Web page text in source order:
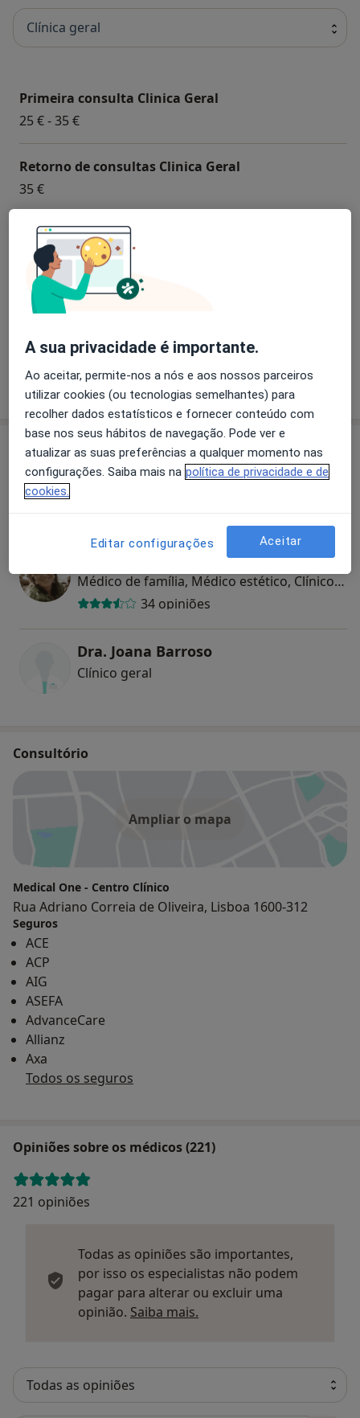
Clínica geral
Primeira consulta Clinica Geral
25 € - 35 €
Retorno de consultas Clinica Geral
35 €
Check Up
35 €
Consulta online
Como mostramos os preços?
Especialistas Verificar meu plano de sáude
Clínico geral
Dra. Maria Teresa Silva
Médico de família, Médico estético, Clínico geral
34 opiniões
Dra. Joana Barroso
Clínico geral
Consultório
Ampliar o mapa
Medical One - Centro Clínico
Rua Adriano Correia de Oliveira, Lisboa 1600-312
Seguros
ACE
ACP
AIG
ASEFA
AdvanceCare
Allianz
Axa
Todos os seguros
Opiniões sobre os médicos (221)
221 opiniões
Todas as opiniões são importantes,
por isso os especialistas não podem
pagar para alterar ou excluir uma
opinião. Saiba mais.
A sua privacidade é importante.
Ao aceitar, permite-nos a nós e aos nossos parceiros
utilizar cookies (ou tecnologias semelhantes) para
recolher dados estatísticos e fornecer conteúdo com
base nos seus hábitos de navegação. Pode ver e
atualizar as suas preferências a qualquer momento nas
configurações. Saiba mais na política de privacidade e de
cookies.
Editar configurações Aceitar